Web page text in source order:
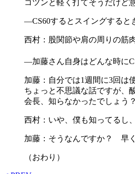
コツンと軽く打てそうだけど
―CS60するとスイングすると
西村：股関節や肩の周りの筋
―加藤さん自身はどんな時に
加藤：自分では1週間に3回は
ちょっと不思議な話ですが、
会長、知らなかったでしょう？
西村：いや、僕も知ってるし
加藤：そうなんですか？ 早
（おわり）